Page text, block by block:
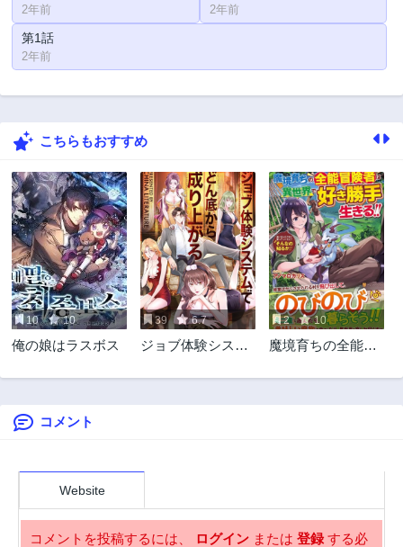
2年前 2年前
第1話
2年前
こちらもおすすめ
10 10
俺の娘はラスボス
39 6.7
ジョブ体験システ
り上がる
2 10
魔境育ちの全能冒
き勝手生きる！！
コメント
Website
コメントを投稿するには、 ログイン または 登録する必